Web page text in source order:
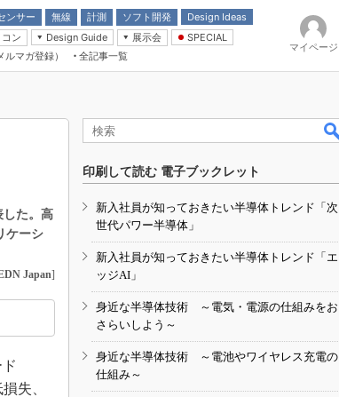
ンサー 無線 計測 ソフト開発
Design Ideas
アナログ機能回路
計測とテスト
ン
Design Guide
展示会
ジコンピューティング展
SPECIAL
Microchip情報
マガ登録） 全記事一覧
マイページ
した。高
ケーシ
Japan]
失、
印刷して読む 電子ブックレット
新入社員が知っておきたい半導体トレンド「次
世代パワー半導体」
新入社員が知っておきたい半導体トレンド「エ
ッジAI」
身近な半導体技術 ～電気・電源の仕組みをお
さらいしよう～
身近な半導体技術 ～電池やワイヤレス充電の
仕組み～